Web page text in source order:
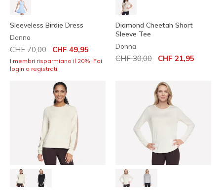
Sleeveless Birdie Dress
Donna
Prezzo ridotto da
CHF 70,00 per
CHF 49,95
I membri risparmiano il 20%. Fai
login o registrati.
Diamond Cheetah Short
Sleeve Tee
Donna
Prezzo ridotto da
CHF 30,00 per
CHF 21,95